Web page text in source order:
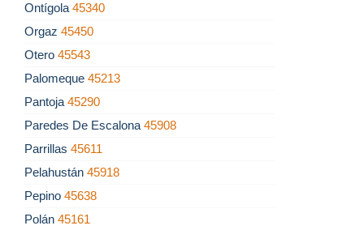
Ontígola 45340
Orgaz 45450
Otero 45543
Palomeque 45213
Pantoja 45290
Paredes De Escalona 45908
Parrillas 45611
Pelahustán 45918
Pepino 45638
Polán 45161